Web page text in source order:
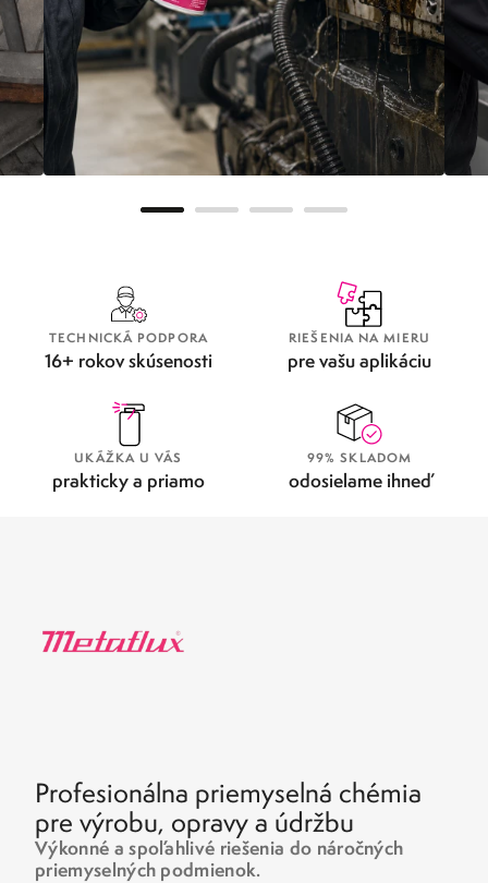
TECHNICKÁ PODPORA
16+ rokov skúsenosti
RIEŠENIA NA MIERU
pre vašu aplikáciu
UKÁŽKA U VÁS
prakticky a priamo
99% SKLADOM
odosielame ihneď
Profesionálna priemyselná chémia
pre výrobu, opravy a údržbu
Výkonné a spoľahlivé riešenia do náročných
priemyselných podmienok.